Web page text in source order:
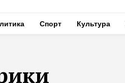
Спорт Культура